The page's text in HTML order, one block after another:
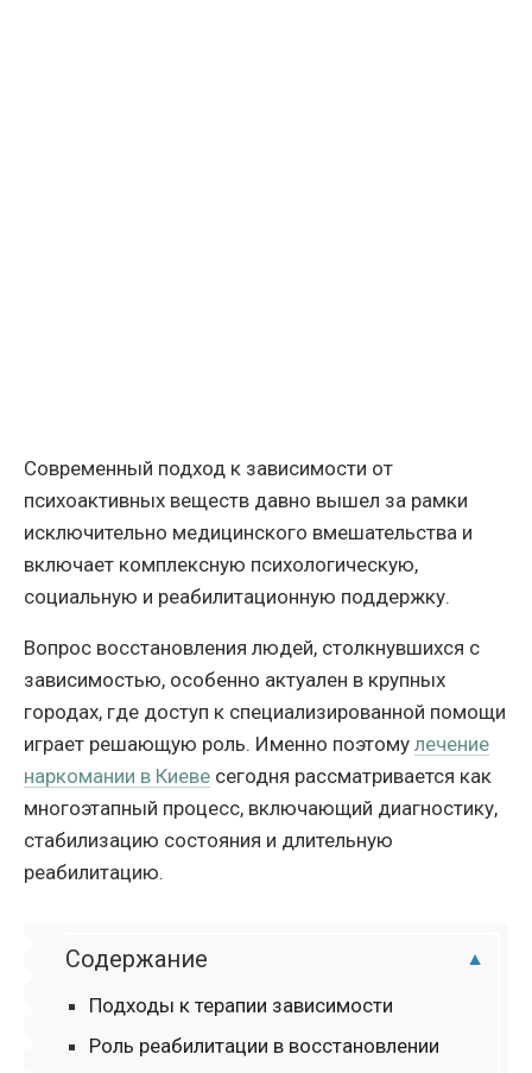
Современный подход к зависимости от
психоактивных веществ давно вышел за рамки
исключительно медицинского вмешательства и
включает комплексную психологическую,
социальную и реабилитационную поддержку.
Вопрос восстановления людей, столкнувшихся с
зависимостью, особенно актуален в крупных
городах, где доступ к специализированной помощи
играет решающую роль. Именно поэтому лечение
наркомании в Киеве сегодня рассматривается как
многоэтапный процесс, включающий диагностику,
стабилизацию состояния и длительную
реабилитацию.
Содержание
Подходы к терапии зависимости
Роль реабилитации в восстановлении